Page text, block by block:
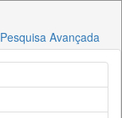
Pesquisa Avançada